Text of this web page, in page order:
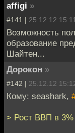
affigi »
#141 | 25.12.12 15:11
Возможность
образование
Шайтен...
Дорокон »
#142 | 25.12.12
Кому: seashark,
> Рост ВВП в 3%